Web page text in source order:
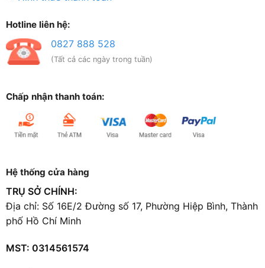
Hotline liên hệ:
0827 888 528
(Tất cả các ngày trong tuần)
Chấp nhận thanh toán:
Hệ thống cửa hàng
TRỤ SỞ CHÍNH:
Địa chỉ: Số 16E/2 Đường số 17, Phường Hiệp Bình, Thành
phố Hồ Chí Minh
MST: 0314561574